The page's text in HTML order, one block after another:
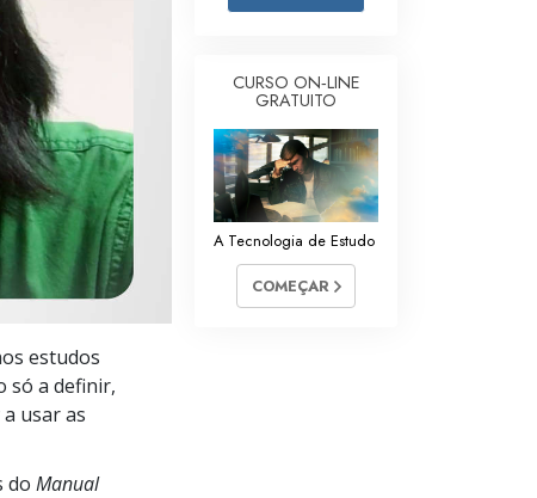
Ferramentas para o Local do Trabalho
Ética e as Condições
A Causa da Supressão
Investigações
Bases da Organização
estudos
só a definir,
usar as
do Manual
CURSO ON‑LINE
GRATUITO
A Tecnologia de Estudo
COMEÇAR